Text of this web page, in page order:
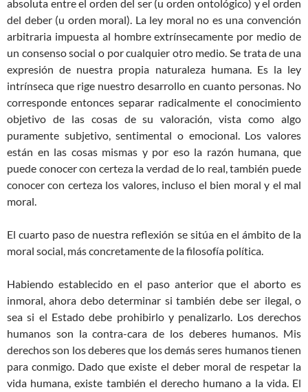
absoluta entre el orden del ser (u orden ontológico) y el orden
del deber (u orden moral). La ley moral no es una convención
arbitraria impuesta al hombre extrínsecamente por medio de
un consenso social o por cualquier otro medio. Se trata de una
expresión de nuestra propia naturaleza humana. Es la ley
intrínseca que rige nuestro desarrollo en cuanto personas. No
corresponde entonces separar radicalmente el conocimiento
objetivo de las cosas de su valoración, vista como algo
puramente subjetivo, sentimental o emocional. Los valores
están en las cosas mismas y por eso la razón humana, que
puede conocer con certeza la verdad de lo real, también puede
conocer con certeza los valores, incluso el bien moral y el mal
moral.
El cuarto paso de nuestra reflexión se sitúa en el ámbito de la
moral social, más concretamente de la filosofía política.
Habiendo establecido en el paso anterior que el aborto es
inmoral, ahora debo determinar si también debe ser ilegal, o
sea si el Estado debe prohibirlo y penalizarlo. Los derechos
humanos son la contra-cara de los deberes humanos. Mis
derechos son los deberes que los demás seres humanos tienen
para conmigo. Dado que existe el deber moral de respetar la
vida humana, existe también el derecho humano a la vida. El